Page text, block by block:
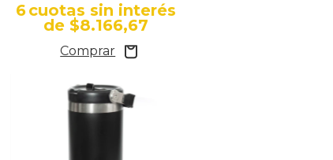
6cuotas sin interés
de $8.166,67